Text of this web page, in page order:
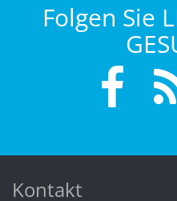
Folgen Sie
Kontakt